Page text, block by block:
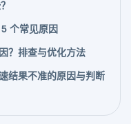
个常见原因
？排查与优化方法
结果不准的原因与判断